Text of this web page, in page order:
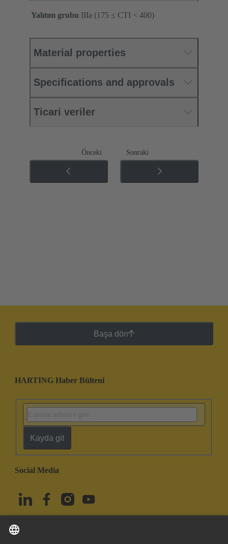
Yalıtım grubu IIIa (175 ≤ CTI < 400)
Material properties
Specifications and approvals
Ticari veriler
Önceki Sonraki
Başa dön
HARTING Haber Bülteni
Kayda git
Social Media